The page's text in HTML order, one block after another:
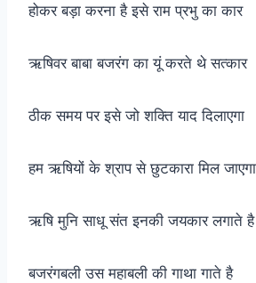
होकर बड़ा करना है इसे राम प्रभु का कार
ऋषिवर बाबा बजरंग का यूं करते थे सत्कार
ठीक समय पर इसे जो शक्ति याद दिलाएगा
हम ऋषियों के श्राप से छुटकारा मिल जाएगा
ऋषि मुनि साधू संत इनकी जयकार लगाते है
बजरंगबली उस महाबली की गाथा गाते है